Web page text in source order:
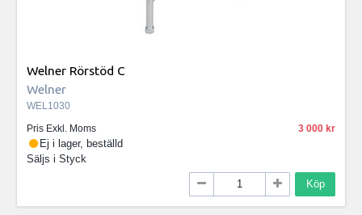
Welner Rörstöd C
Welner
WEL1030
Pris Exkl. Moms
3 000
Ej i lager, beställd
Säljs i Styck
Köp